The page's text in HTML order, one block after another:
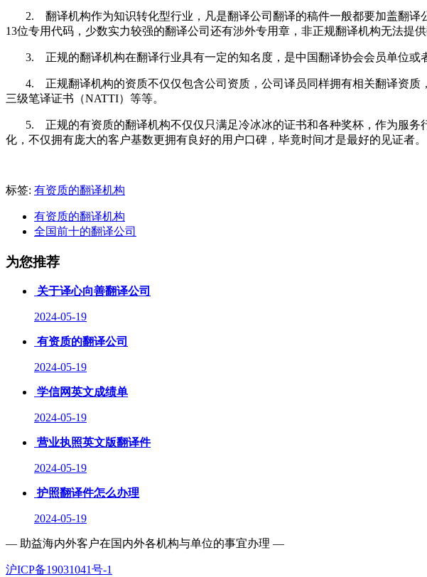
2.
翻译机构作为知识转化型行业，凡是翻译公司翻译的稿件一般都要加盖翻
13位专用代码，少数实力较强的翻译公司还有涉外专用章，非正规翻译机构无法提供
3. 正规的翻译机构在翻译行业具有一定的知名度，是中国翻译协会会员单位
4. 正规翻译机构的资质不仅仅包含公司资质，公司译员同样拥有相关翻译资质
三级笔译证书（NATTI）等等。
5.
正规的有资质的翻译机构不仅仅只满足冷冰冰的证书和各种奖杯，作为服
化，不仅拥有庞大的客户基数更拥有良好的用户口碑，毕竟时间才是最好的见证者。
标签: 有资质的翻译机构
有资质的翻译机构
全国前十的翻译公司
为您推荐
关于译心向善翻译公司
2024-05-19
有资质的翻译公司
2024-05-19
学信网英文成绩单
2024-05-19
营业执照英文版翻译件
2024-05-19
护照翻译件怎么办理
2024-05-19
— 助益海内外客户在国内外各机构与单位的事宜办理 —
沪ICP备19031041号-1